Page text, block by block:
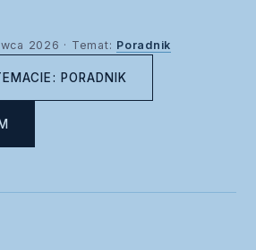
2026 · Temat: Poradnik
PORADNIK